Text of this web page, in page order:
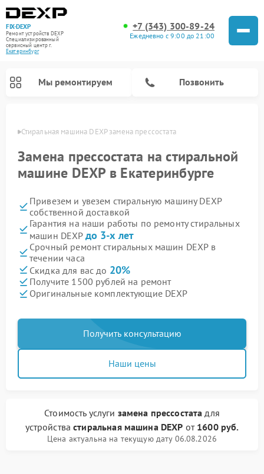
FIX-DEXP
Ремонт устройств DEXP
Специализированный
cервисный центр г.
Екатеринбург
+7 (343) 300-89-24
Ежедневно с 9:00 до 21:00
Мы ремонтируем Позвонить
Стиральная машина DEXP замена прессостата
Замена прессостата на стиральной
машине DEXP в Екатеринбурге
Привезем и увезем стиральную машину DEXP
собственной доставкой
Гарантия на наши работы по ремонту стиральных
машин DEXP до 3-х лет
Срочный ремонт стиральных машин DEXP в
течении часа
Скидка для вас до 20%
Получите 1500 рублей на ремонт
Оригинальные комплектующие DEXP
Получить консультацию
Наши цены
Стоимость услуги замена прессостата для
устройствастиральная машина DEXP от 1600 руб.
Цена актуальна на текущую дату 06.08.2026